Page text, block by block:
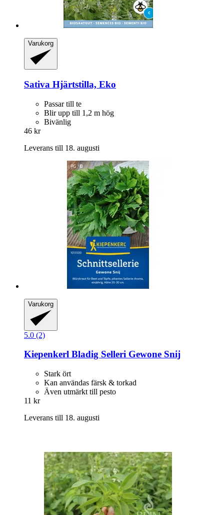
Varukorg
Sativa Hjärtstilla, Eko
Passar till te
Blir upp till 1,2 m hög
Bivänlig
46 kr
Leverans till 18. augusti
Varukorg
5.0 (2)
Kiepenkerl Bladig Selleri Gewone Snij
Stark ört
Kan användas färsk & torkad
Även utmärkt till pesto
11 kr
Leverans till 18. augusti